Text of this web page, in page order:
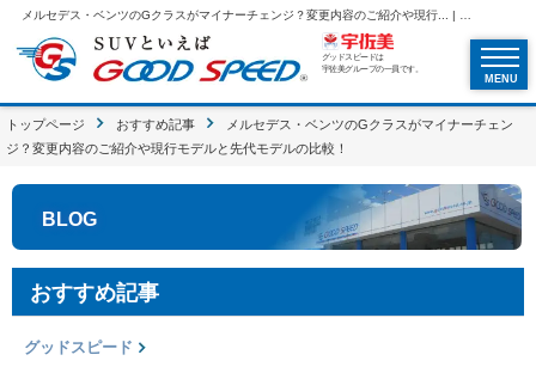
グッドスピードは
宇佐美グループの一員です。
MENU
トップページ おすすめ記事
メルセデス・ベンツのGクラスがマイナーチェン
ジ？変更内容のご紹介や現行モデルと先代モデルの比較！
BLOG
おすすめ記事
グッドスピード